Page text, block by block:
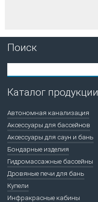
Поиск
Каталог продукции
Автономная канализация
Аксессуары для бассейнов
Аксессуары для саун и бань
Бондарные изделия
Гидромассажные бассейны
Дровяные печи для бань
Купели
Инфракрасные кабины